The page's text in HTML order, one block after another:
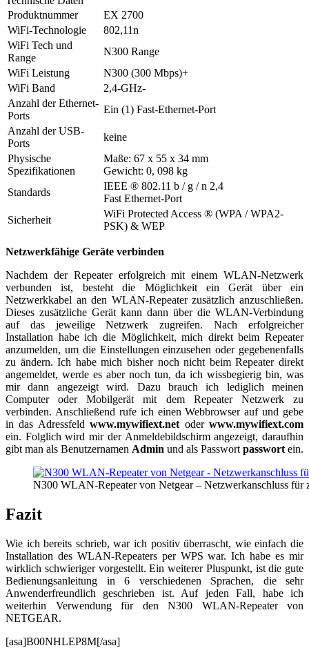
Produktnummer
EX 2700
WiFi-Technologie
802,11n
WiFi Tech und
Range
N300 Range
WiFi Leistung
N300 (300 Mbps)+
WiFi Band
2,4-GHz-
Anzahl der Ethernet-
Ports
Ein (1) Fast-Ethernet-Port
Anzahl der USB-
Ports
keine
Physische
Spezifikationen
Maße: 67 x 55 x 34 mm
Gewicht: 0, 098 kg
Standards
IEEE ® 802.11 b / g / n 2,4
Fast Ethernet-Port
Sicherheit
WiFi Protected Access ® (WPA / WPA2-
PSK) & WEP
Netzwerkfähige Geräte verbinden
Nachdem der Repeater erfolgreich mit einem WLAN-Netzwerk
verbunden ist, besteht die Möglichkeit ein Gerät über ein
Netzwerkkabel an den WLAN-Repeater zusätzlich anzuschließen.
Dieses zusätzliche Gerät kann dann über die WLAN-Verbindung
auf das jeweilige Netzwerk zugreifen. Nach erfolgreicher
Installation habe ich die Möglichkeit, mich direkt beim Repeater
anzumelden, um die Einstellungen einzusehen oder gegebenenfalls
zu ändern. Ich habe mich bisher noch nicht beim Repeater direkt
angemeldet, werde es aber noch tun, da ich wissbegierig bin, was
mir dann angezeigt wird. Dazu brauch ich lediglich meinen
Computer oder Mobilgerät mit dem Repeater Netzwerk zu
verbinden. Anschließend rufe ich einen Webbrowser auf und gebe
in das Adressfeld www.mywifiext.net oderwww.mywifiext.com
ein. Folglich wird mir der Anmeldebildschirm angezeigt, daraufhin
gibt man als Benutzernamen Admin und als Passwort passwort ein.
N300 WLAN-Repeater von Netgear – Netzwerkanschluss für
Fazit
Wie ich bereits schrieb, war ich positiv überrascht, wie einfach die
Installation des WLAN-Repeaters per WPS war. Ich habe es mir
wirklich schwieriger vorgestellt. Ein weiterer Pluspunkt, ist die gute
Bedienungsanleitung in 6 verschiedenen Sprachen, die sehr
Anwenderfreundlich geschrieben ist. Auf jeden Fall, habe ich
weiterhin Verwendung für den N300 WLAN-Repeater von
NETGEAR.
[asa]B00NHLEP8M[/asa]